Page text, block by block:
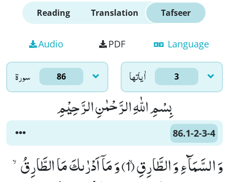
Reading Translation Tafseer
Audio PDF Language
سورۃ 86 اٰياتها 3
بِسْمِ اللّٰهِ الرَّحْمٰنِ الرَّحِیْمِ
86.1-2-3-4
وَ السَّمَآءِ وَ الطَّارِقِۙ (1) وَ مَاۤ اَدْرٰىكَ مَا الطَّارِقُۙ